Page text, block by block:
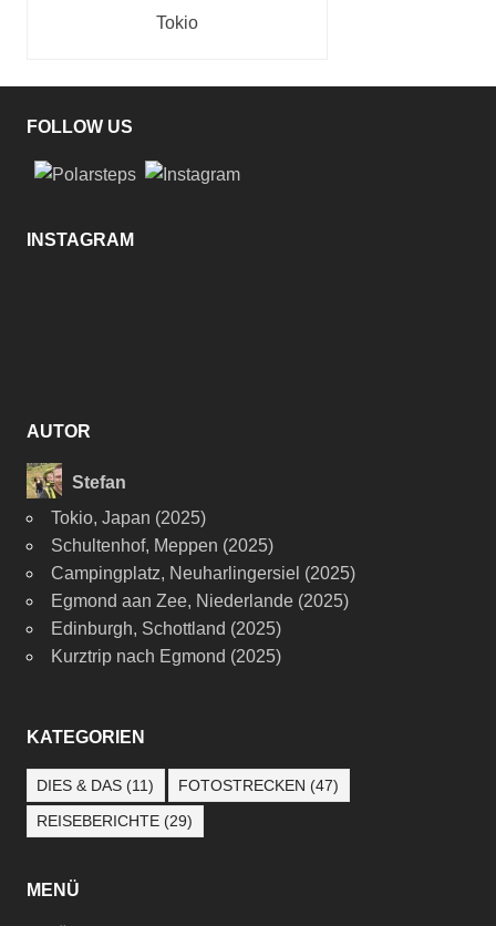
Tokio
FOLLOW US
INSTAGRAM
AUTOR
Stefan
Tokio, Japan (2025)
Schultenhof, Meppen (2025)
Campingplatz, Neuharlingersiel (2025)
Egmond aan Zee, Niederlande (2025)
Edinburgh, Schottland (2025)
Kurztrip nach Egmond (2025)
KATEGORIEN
DIES & DAS (11) FOTOSTRECKEN (47)
REISEBERICHTE (29)
MENÜ